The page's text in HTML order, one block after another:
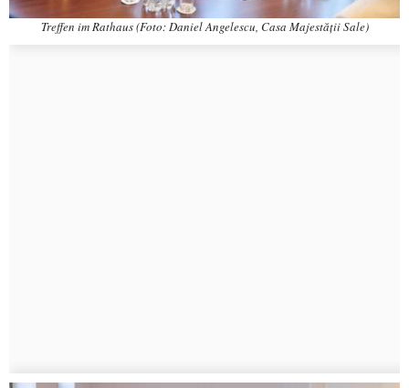
Treffen im Rathaus (Foto: Daniel Angelescu, Casa Majestății Sale)